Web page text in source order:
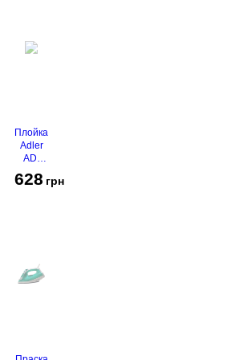
Плойка
Adler
AD-
2116
628 грн